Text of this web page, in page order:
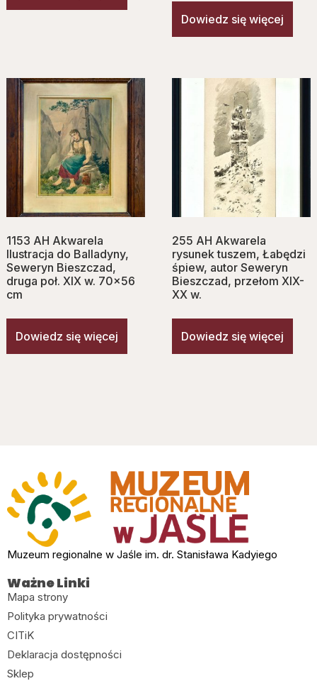
Dowiedz się więcej
1153 AH Akwarela
Ilustracja do Balladyny,
Seweryn Bieszczad,
druga poł. XIX w. 70×56
cm
Dowiedz się więcej
255 AH Akwarela
rysunek tuszem, Łabędzi
śpiew, autor Seweryn
Bieszczad, przełom XIX-
XX w.
Dowiedz się więcej
Muzeum regionalne w Jaśle im. dr. Stanisława Kadyiego
Ważne Linki
Mapa strony
Polityka prywatności
CITiK
Deklaracja dostępności
Sklep